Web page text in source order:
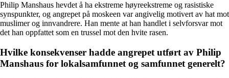
Philip Manshaus hevdet å ha ekstreme høyreekstreme og rasistiske
synspunkter, og angrepet på moskeen var angivelig motivert av hat mot
muslimer og innvandrere. Han mente at han handlet i selvforsvar mot
det han oppfattet som en trussel mot den hvite rasen.
Hvilke konsekvenser hadde angrepet utført av Philip
Manshaus for lokalsamfunnet og samfunnet generelt?